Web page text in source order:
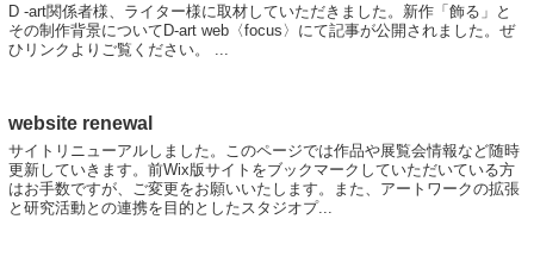
D -art関係者様、ライター様に取材していただきました。新作「飾る」と
その制作背景についてD-art web〈focus〉にて記事が公開されました。ぜ
ひリンクよりご覧ください。 ...
website renewal
サイトリニューアルしました。このページでは作品や展覧会情報など随時
更新していきます。前Wix版サイトをブックマークしていただいている方
はお手数ですが、ご変更をお願いいたします。また、アートワークの拡張
と研究活動との連携を目的としたスタジオプ...